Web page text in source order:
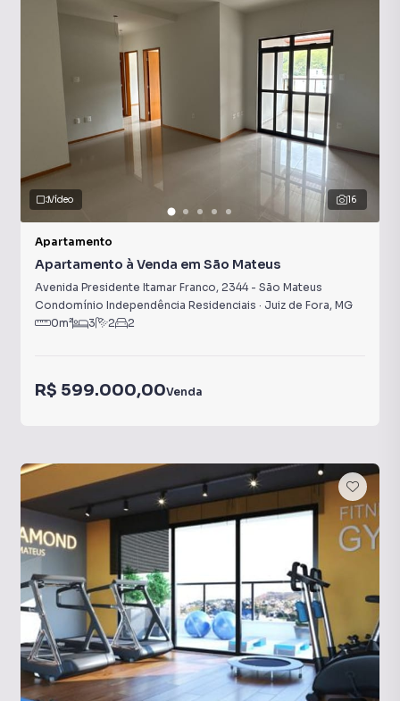
16
Vídeo
Apartamento
Apartamento à Venda em São Mateus
Avenida Presidente Itamar Franco, 2344- São Mateus
Condomínio Independência Residenciais · Juiz de Fora, MG
0m² 3 2 2
R$ 599.000,00Venda